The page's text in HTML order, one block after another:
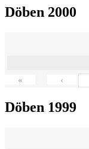
Döben 2000
« ‹
Döben 1999